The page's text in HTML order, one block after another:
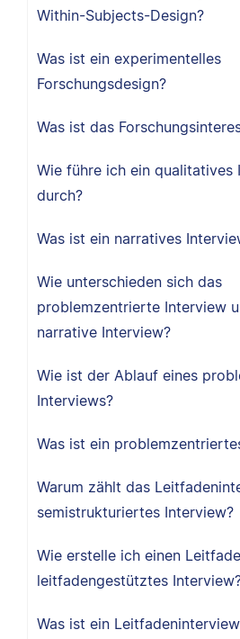
Within-Subjects-Design?
Was ist ein experimentelles
Forschungsdesign?
Was ist das
Wie führe ich ein qualitatives
durch?
Was ist ein narratives
Wie unterschieden sich das
problemzentrierte Interview
narrative Interview?
Wie ist der Ablauf eines
Interviews?
Was ist ein
Warum zählt das
semistrukturiertes Interview?
Wie erstelle ich einen
leitfadengestütztes
Was ist ein